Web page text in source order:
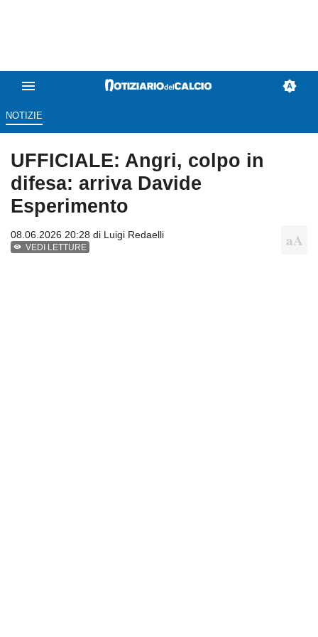
NOTIZIE
UFFICIALE: Angri, colpo in
difesa: arriva Davide
Esperimento
08.06.2026 20:28 di Luigi Redaelli
VEDI LETTURE